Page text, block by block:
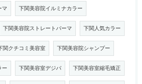
マ 下関美容院イルミナカラー
下関美容院ストレートパーマ 下関人気カラー
関クチコミ美容室 下関美容院シャンプー
ー 下関美容室デジパ 下関美容室縮毛矯正